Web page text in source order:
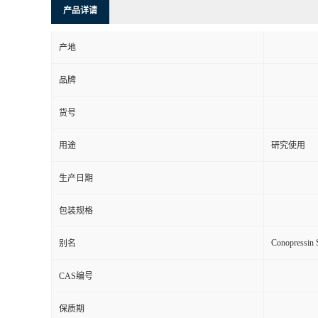
产品详请
产地
品牌
货号
用途 研究使用
生产日期
包装规格
别名 Conopressin
CAS编号
保质期